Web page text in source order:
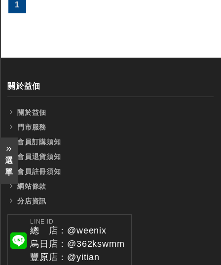
選
單
1
關於益佃
關於益佃
門市服務
會員訂購須知
會員退貨須知
會員註冊須知
網站條款
分店資訊
LINE ID
總 店：@weenix
烏日店：@362kswmm
豐原店：@yitian